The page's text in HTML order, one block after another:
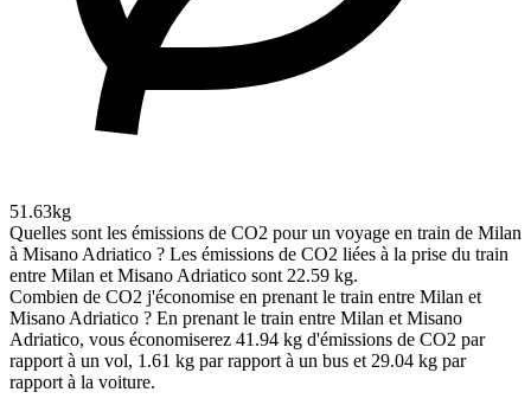
51.63kg
Quelles sont les émissions de CO2 pour un voyage en train de Milan
à Misano Adriatico ? Les émissions de CO2 liées à la prise du train
entre Milan et Misano Adriatico sont 22.59 kg.
Combien de CO2 j'économise en prenant le train entre Milan et
Misano Adriatico ? En prenant le train entre Milan et Misano
Adriatico, vous économiserez 41.94 kg d'émissions de CO2 par
rapport à un vol, 1.61 kg par rapport à un bus et 29.04 kg par
rapport à la voiture.